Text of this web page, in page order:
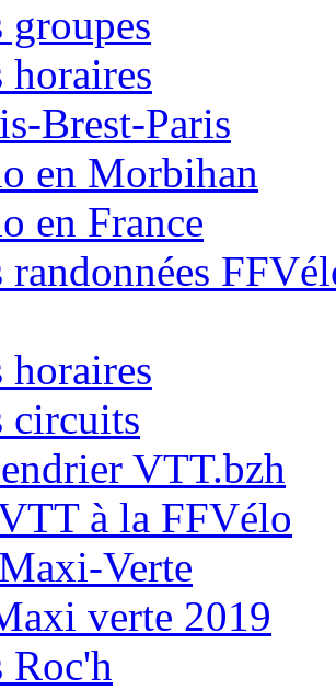
groupes
horaires
Brest-Paris
en Morbihan
en France
randonnées
horaires
circuits
VTT.bzh
à la FFVélo
Verte
verte 2019
Roc'h